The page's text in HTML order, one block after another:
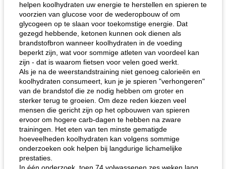
helpen koolhydraten uw energie te herstellen en spieren te
voorzien van glucose voor de wederopbouw of om
glycogeen op te slaan voor toekomstige energie. Dat
gezegd hebbende, ketonen kunnen ook dienen als
brandstofbron wanneer koolhydraten in de voeding
beperkt zijn, wat voor sommige atleten van voordeel kan
zijn - dat is waarom fietsen voor velen goed werkt.
Als je na de weerstandstraining niet genoeg calorieën en
koolhydraten consumeert, kun je je spieren "verhongeren"
van de brandstof die ze nodig hebben om groter en
sterker terug te groeien. Om deze reden kiezen veel
mensen die gericht zijn op het opbouwen van spieren
ervoor om hogere carb-dagen te hebben na zware
trainingen. Het eten van ten minste gematigde
hoeveelheden koolhydraten kan volgens sommige
onderzoeken ook helpen bij langdurige lichamelijke
prestaties.